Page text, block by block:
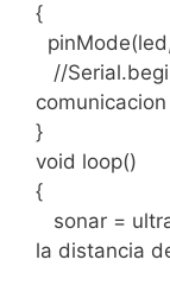
{
//
}
void loop()
{
sonar =
la distancia